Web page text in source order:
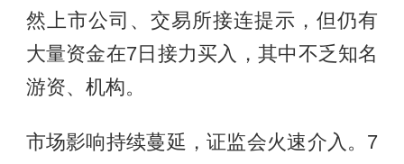
然上市公司、交易所接连提示，但仍有
大量资金在7日接力买入，其中不乏知名
游资、机构。
市场影响持续蔓延，证监会火速介入。7